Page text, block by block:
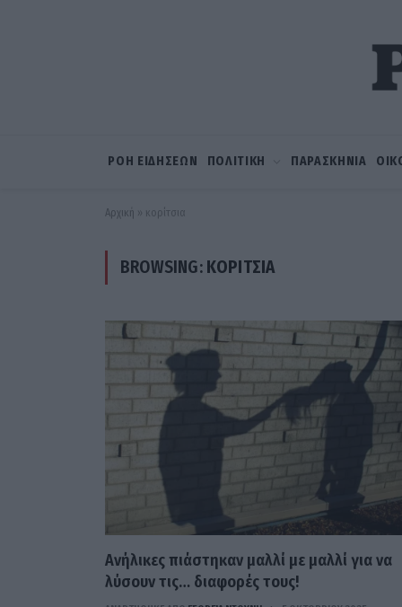
ΡΟΗ ΕΙΔΗΣΕΩΝ ΠΟΛΙΤΙΚΗ ΠΑΡΑΣΚΗΝΙΑ
Αρχική » κορίτσια
BROWSING: ΚΟΡΊΤΣΙΑ
Ανήλικες πιάστηκαν μαλλί με μαλλί για να
λύσουν τις… διαφορές τους!